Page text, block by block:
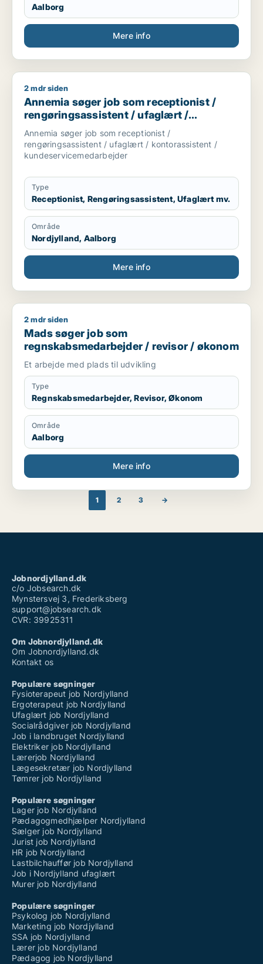
Aalborg
Mere info
Annemia søger job som receptionist / rengøringsassistent
2 mdr siden
Annemia søger job som receptionist /
rengøringsassistent / ufaglært /
kontorassistent /
kundeservicemedarbejder
Annemia søger job som receptionist /
rengøringsassistent / ufaglært / kontorassistent /
kundeservicemedarbejder
Type
Receptionist, Rengøringsassistent, Ufaglært mv.
Område
Nordjylland, Aalborg
Mere info
Mads søger job som regnskabsmedarbejder / revisor /
2 mdr siden
Mads søger job som
regnskabsmedarbejder / revisor / økonom
Et arbejde med plads til udvikling
Type
Regnskabsmedarbejder, Revisor, Økonom
Område
Aalborg
Mere info
1 2 3 →
Jobnordjylland.dk
c/o Jobsearch.dk
Mynstersvej 3, Frederiksberg
support@jobsearch.dk
CVR: 39925311
Om Jobnordjylland.dk
Om Jobnordjylland.dk
Kontakt os
Populære søgninger
Fysioterapeut job Nordjylland
Ergoterapeut job Nordjylland
Ufaglært job Nordjylland
Socialrådgiver job Nordjylland
Job i landbruget Nordjylland
Elektriker job Nordjylland
Lærerjob Nordjylland
Lægesekretær job Nordjylland
Tømrer job Nordjylland
Populære søgninger
Lager job Nordjylland
Pædagogmedhjælper Nordjylland
Sælger job Nordjylland
Jurist job Nordjylland
HR job Nordjylland
Lastbilchauffør job Nordjylland
Job i Nordjylland ufaglært
Murer job Nordjylland
Populære søgninger
Psykolog job Nordjylland
Marketing job Nordjylland
SSA job Nordjylland
Lærer job Nordjylland
Pædagog job Nordjylland